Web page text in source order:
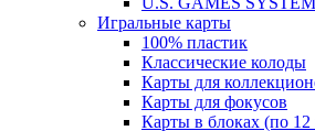
Игральные карты
100% пластик
Классические колоды
Карты для
Карты для фокусов
Карты в блоках (по